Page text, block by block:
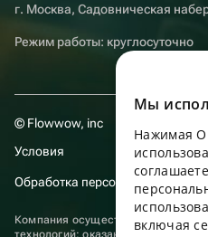
г. Москва, Садовническая
Режим работы: круглосуточно
© Flowwow, inc
Условия
Обработка персональных данных
Компания осуществляет
технологий: оказание услуг в
Мы
Нажимая
включая